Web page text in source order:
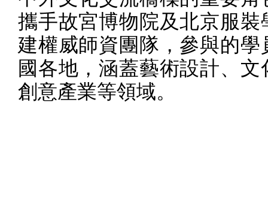
攜手故宮博物院及北京服裝
建權威師資團隊，參與的學
國各地，涵蓋藝術設計、文
創意產業等領域。